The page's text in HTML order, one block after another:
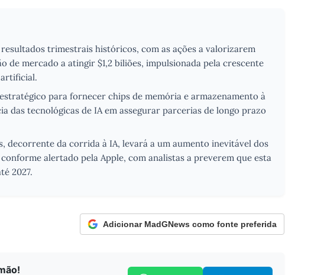
trimestrais históricos, com as ações a valorizarem
de mercado a atingir $1,2 biliões, impulsionada pela crescente
para fornecer chips de memória e armazenamento à
das tecnológicas de IA em assegurar parcerias de longo prazo
decorrente da corrida à IA, levará a um aumento inevitável dos
alertado pela Apple, com analistas a preverem que esta
2027.
Adicionar MadGNews como fonte preferida